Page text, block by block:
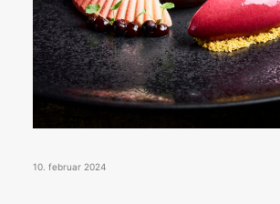
Bli medlem
Årshjul
Partnerprogram
Rekruttering
Konkurranser
10. februar 2024